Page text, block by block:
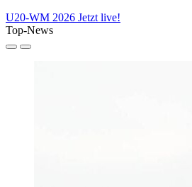
U20-WM 2026 Jetzt live!
Top-News